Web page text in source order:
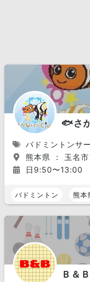
🐟さ
バドミントンサ
熊本県 ： 玉名
日9:50〜13:00
バドミントン 熊本
Ｂ＆Ｂ